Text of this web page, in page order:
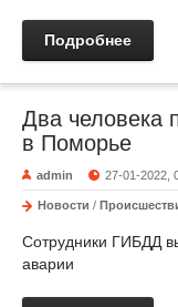
Подробнее
Два человека
в Поморье
admin 27-01-2022,
Новости /
Сотрудники ГИБДД
аварии